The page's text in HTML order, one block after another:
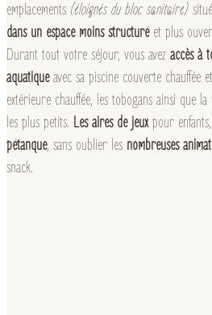
emplacements (éloignés du bloc sanitaire)
dans un espace moins structuréet plus
Durant tout votre séjour, vous avez accès à
aquatiqueavec sa piscine couverte chauffée
extérieure chauffée, les tobogans ainsi que
les plus petits. Les aires de jeuxpour enfants,
pétanque, sans oublier les nombreuses
snack.